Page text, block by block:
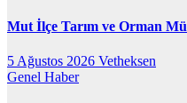
Mut İlçe Tarım ve Orman
5 Ağustos 2026 Vetheksen
Genel Haber